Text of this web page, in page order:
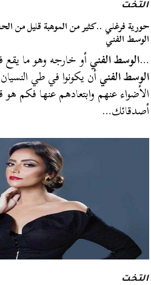
التخت
حورية فرغلي ..كثير من الموهبة قليل من
الوسط الفني
…الوسط الفنيأو خارجه وهو ما يقع
الوسط الفنيأن يكونوا في طي
الأضواء عنهم وابتعادهم عنها فكم
أصدقائك…
التخت